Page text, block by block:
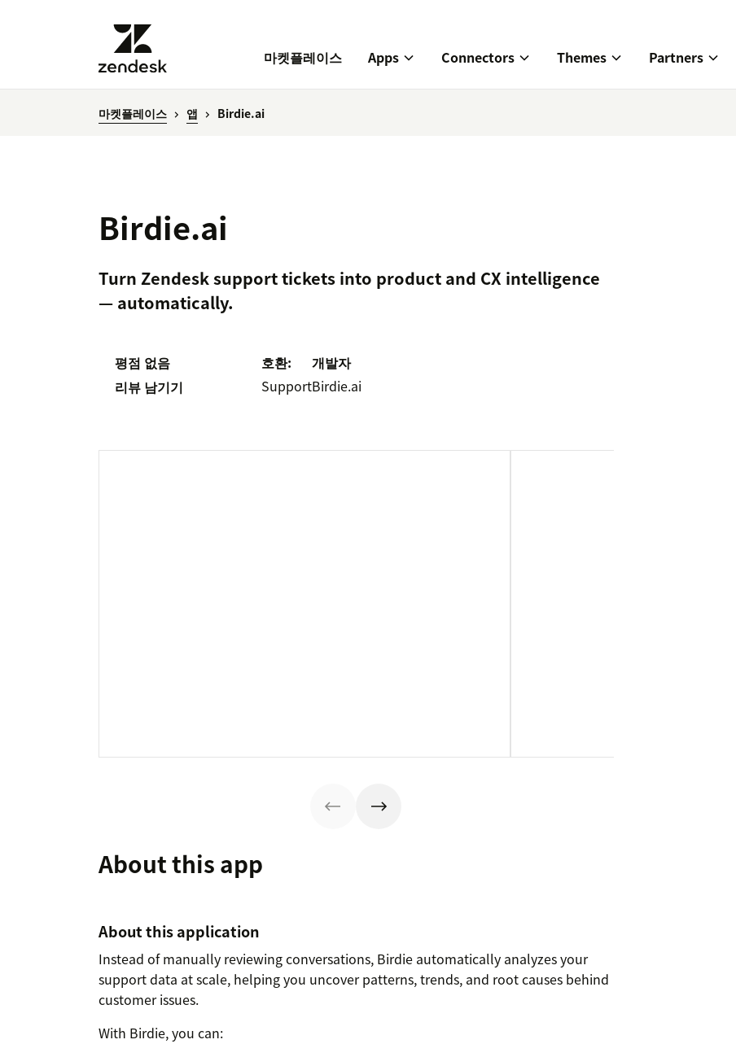
마켓플레이스 Apps Connectors Themes Partners
마켓플레이스 앱 Birdie.ai
Birdie.ai
Turn Zendesk support tickets into product and CX intelligence
— automatically.
평점 없음
리뷰 남기기
호환:
Support
개발자
Birdie.ai
About this app
About this application
Instead of manually reviewing conversations, Birdie automatically analyzes your
support data at scale, helping you uncover patterns, trends, and root causes behind
customer issues.
With Birdie, you can: